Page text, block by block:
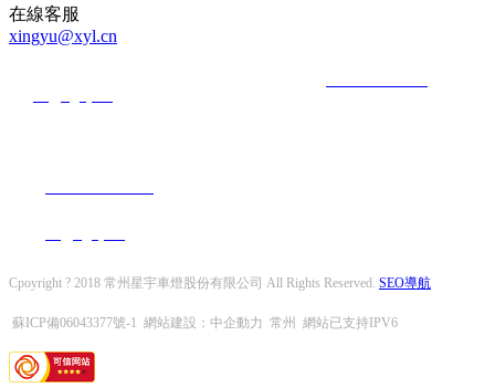
在線客服
xingyu@xyl.cn
Cpoyright ? 2018 常州星宇車燈股份有限公司 All Rights Reserved. SEO導航
蘇ICP備06043377號-1 網站建設： 中企動力 常州 網站已支持IPV6